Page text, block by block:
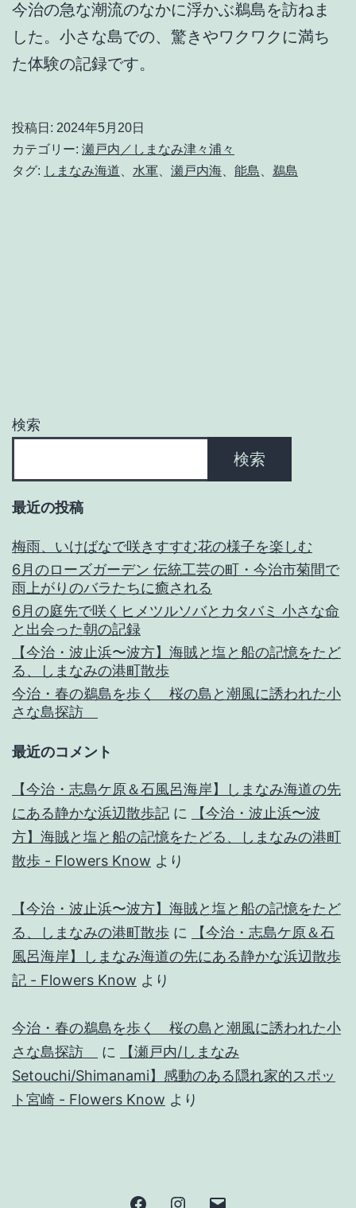
今治の急な潮流のなかに浮かぶ鵜島を訪ねま
した。小さな島での、驚きやワクワクに満ち
た体験の記録です。
投稿日: 2024年5月20日
カテゴリー: 瀬戸内／しまなみ津々浦々
タグ: しまなみ海道 水軍 瀬戸内海 能島 鵜島
検索
検索
最近の投稿
梅雨、いけばなで咲きすすむ花の様子を楽しむ
6月のローズガーデン 伝統工芸の町・今治市菊間で
雨上がりのバラたちに癒される
6月の庭先で咲くヒメツルソバとカタバミ 小さな命
と出会った朝の記録
【今治・波止浜〜波方】海賊と塩と船の記憶をたど
る、しまなみの港町散歩
今治・春の鵜島を歩く 桜の島と潮風に誘われた小
さな島探訪
最近のコメント
【今治・志島ケ原＆石風呂海岸】しまなみ海道の先
にある静かな浜辺散歩記 に
【今治・波止浜〜波
方】海賊と塩と船の記憶をたどる、しまなみの港町
散歩 - Flowers Know より
【今治・波止浜〜波方】海賊と塩と船の記憶をたど
る、しまなみの港町散歩 に
【今治・志島ケ原＆石
風呂海岸】しまなみ海道の先にある静かな浜辺散歩
記 - Flowers Know より
今治・春の鵜島を歩く 桜の島と潮風に誘われた小
さな島探訪
に
【瀬戸内/しまなみ
Setouchi/Shimanami】感動のある隠れ家的スポッ
ト宮崎 - Flowers Know より
FacebookInstagram